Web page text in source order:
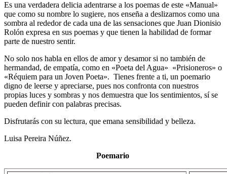
Es una verdadera delicia adentrarse a los poemas de este «Manual»
que como su nombre lo sugiere, nos enseña a deslizarnos como una
sombra al rededor de cada una de las sensaciones que Juan Dionisio
Rolón expresa en sus poemas y que tienen la habilidad de formar
parte de nuestro sentir.
No solo nos habla en ellos de amor y desamor si no también de
hermandad, de empatía, como en «Poeta del Agua» «Prisioneros» o
«Réquiem para un Joven Poeta». Tienes frente a ti, un poemario
digno de leerse y apreciarse, pues nos confronta con nuestros
propias luces y sombras y nos demuestra que los sentimientos, sí se
pueden definir con palabras precisas.
Disfrutarás con su lectura, que emana sensibilidad y belleza.
Luisa Pereira Núñez.
Poemario